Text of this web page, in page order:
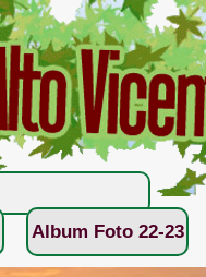
Album Foto 22-23